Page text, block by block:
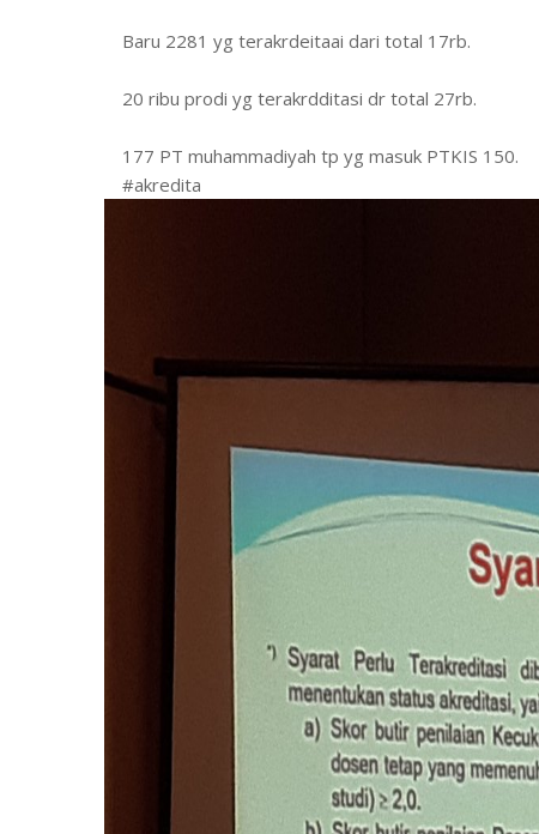
Baru 2281 yg terakrdeitaai dari total 17rb.
20 ribu prodi yg terakrdditasi dr total 27rb.
177 PT muhammadiyah tp yg masuk PTKIS 150.
#akredita